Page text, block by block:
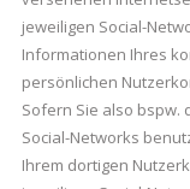
jeweiligen Social-
Informationen Ihres
persönlichen
Sofern Sie also bspw.
Social-Networks
Ihrem dortigen